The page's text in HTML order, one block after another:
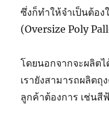
ซึ่งก็ทำให้จำเป็นต้อ
(Oversize Poly
โดยนอกจากจะผลิต
เรายังสามารถผลิตถุ
ลูกค้าต้องการ เช่น